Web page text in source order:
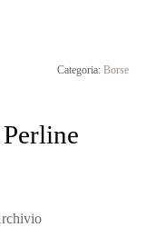
Categoria: Borse